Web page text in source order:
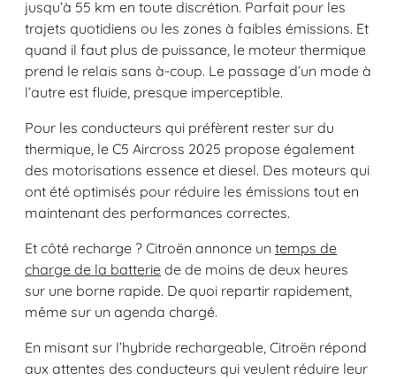
jusqu’à 55 km en toute discrétion. Parfait pour les
trajets quotidiens ou les zones à faibles émissions. Et
quand il faut plus de puissance, le moteur thermique
prend le relais sans à-coup. Le passage d’un mode à
l’autre est fluide, presque imperceptible.
Pour les conducteurs qui préfèrent rester sur du
thermique, le C5 Aircross 2025 propose également
des motorisations essence et diesel. Des moteurs qui
ont été optimisés pour réduire les émissions tout en
maintenant des performances correctes.
Et côté recharge ? Citroën annonce un temps de
charge de la batterie de de moins de deux heures
sur une borne rapide. De quoi repartir rapidement,
même sur un agenda chargé.
En misant sur l’hybride rechargeable, Citroën répond
aux attentes des conducteurs qui veulent réduire leur